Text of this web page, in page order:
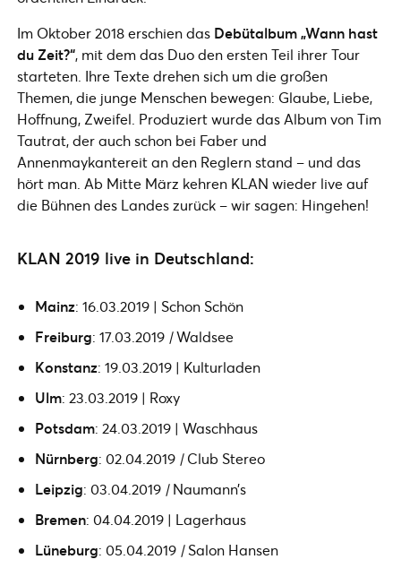
Im Oktober 2018 erschien das Debütalbum „Wann hast
du Zeit?“, mit dem das Duo den ersten Teil ihrer Tour
starteten. Ihre Texte drehen sich um die großen
Themen, die junge Menschen bewegen: Glaube, Liebe,
Hoffnung, Zweifel. Produziert wurde das Album von Tim
Tautrat, der auch schon bei Faber und
Annenmaykantereit an den Reglern stand – und das
hört man. Ab Mitte März kehren KLAN wieder live auf
die Bühnen des Landes zurück – wir sagen: Hingehen!
KLAN 2019 live in Deutschland:
Mainz: 16.03.2019 | Schon Schön
Freiburg: 17.03.2019 |Waldsee
Konstanz: 19.03.2019 | Kulturladen
Ulm: 23.03.2019 | Roxy
Potsdam: 24.03.2019 | Waschhaus
Nürnberg: 02.04.2019 |Club Stereo
Leipzig: 03.04.2019 |Naumann’s
Bremen: 04.04.2019 | Lagerhaus
Lüneburg: 05.04.2019 |Salon Hansen